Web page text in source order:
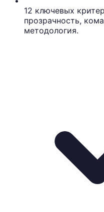
12 ключевых
прозрачность,
методология.